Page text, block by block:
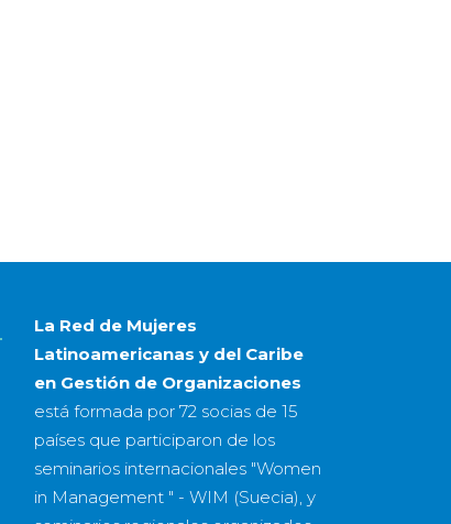
La Red de Mujeres
Latinoamericanas y del Caribe
en Gestión de Organizaciones
está formada por 72 sociasde 15
paísesque participaron de los
seminarios internacionales "Women
in Management " - WIM (Suecia), y